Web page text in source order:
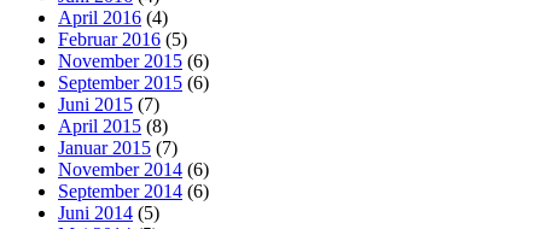
April 2016 (4)
Februar 2016 (5)
November 2015 (6)
September 2015 (6)
Juni 2015 (7)
April 2015 (8)
Januar 2015 (7)
November 2014 (6)
September 2014 (6)
Juni 2014 (5)